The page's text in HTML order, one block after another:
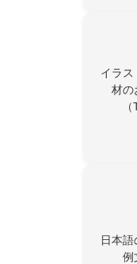
イラス
材の
日本
例